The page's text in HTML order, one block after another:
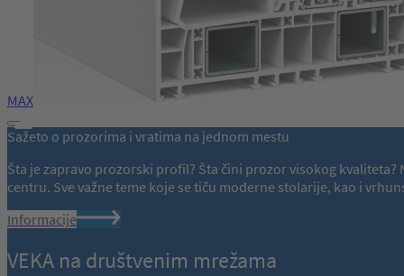
MAX
Sažeto o prozorima i vratima na jednom mestu
Šta je zapravo prozorski profil? Šta čini prozor visokog
centru. Sve važne teme koje se tiču moderne stolarije, kao i
Informacije
VEKA na društvenim mrežama